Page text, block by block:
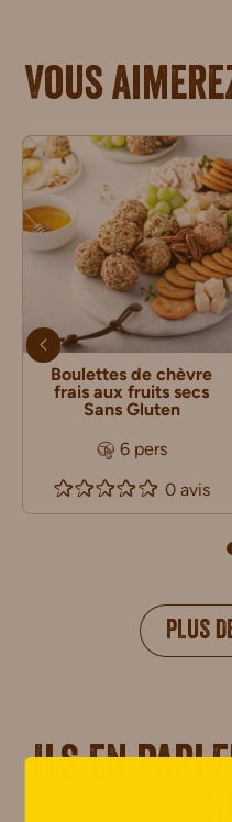
Vous
Boulettes de chèvre
frais aux fruits secs
Sans Gluten
6 pers
0 avis
PLUS
Ils en